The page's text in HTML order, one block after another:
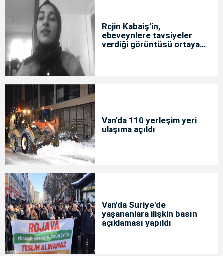
Rojin Kabaiş’in,
ebeveynlere tavsiyeler
verdiği görüntüsü ortaya
Van'da 110 yerleşim yeri
ulaşıma açıldı
Van'da Suriye'de
yaşananlara ilişkin basın
açıklaması yapıldı